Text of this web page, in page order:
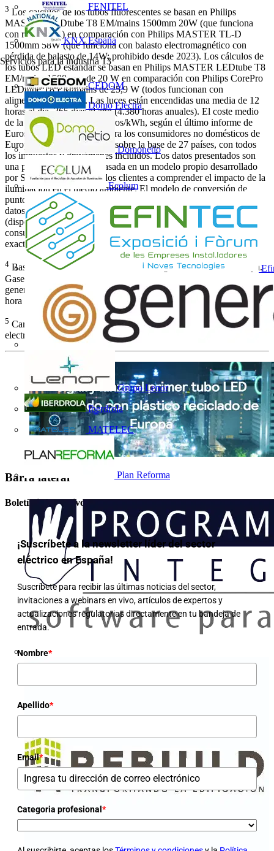
FENITEL
KNX España
Servicios para la industria 13
CEDOM
Domo Electra
Domonetio
Ecolum
Grupo Lenor
Iberdrola
MATELEC
Plan Reforma
3 Los cálculos de los tubos fluorescentes se basan en Philips
MASTER LEDtube T8 EM/mains 1500mm 20W (que funciona
con red directa) en comparación con Philips MASTER TL-D
1500mm 58W (que funciona con balasto electromagnético con
pérdida de balasto de 14W; prohibido desde 2023). Los cálculos de
los tubos LED estándar se basan en Philips MASTER LEDtube T8
EM/mains 1500 mm de 20 W en comparación con Philips CorePro
LEDtube T8 EM/mains de 25,9 W (todos funcionan con
alimentación directa). Las luces están encendidas una media de 12
horas al día, 365 días al año (4.380 horas anuales). El coste medio
de la energía es de 0,252 euros/kWh, según el último informe de
Eurostat, y está calculado para los consumidores no domésticos de
Europa, válido en H1 2023, sobre la base de 27 países, con todos
los impuestos y gravámenes incluidos. Los datos presentados son
una previsión ilustrativa basada en un modelo propio desarrollado
por Signify para ayudar a los clientes a comprender el impacto de la
iluminación en el medio ambiente. El modelo de conversión de
puntos de luz convencionales «Green Switch» de Signify utiliza
datos de numerosas fuentes, referencias y puntos de datos
(disponibles previa solicitud) para generar una visión simulada del
consumo energético de un mercado determinado, pero cuya
exactitud no puede verificarse.
4 Basado en el factor de emisión de 0,3 kg/kWh, media de Europa.
Gases de efecto invernadero emitidos por unidad de electricidad
generada, medidos en gramos equivalentes de CO₂ por kilovatio-
hora a partir de 2023 según Our World in Data.
5 Cargar un teléfono una vez al día consume unos 0,15 kWh de
electricidad al mes y 1,83 kWh de electricidad al año.
Barra lateral
Boletín informativo
¡Suscríbete a la newsletter líder del sector
eléctrico en España!
Suscríbete para recibir las últimas noticias del sector,
invitaciones a webinars en vivo, artículos de expertos y
actualizaciones regulatorias directamente en tu bandeja de
entrada.
Nombre*
Apellido*
Email*
Categoria profesional *